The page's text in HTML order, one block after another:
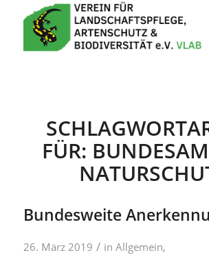
FÜR:
Bundesweite
26. März 2019 / in Allgemein,